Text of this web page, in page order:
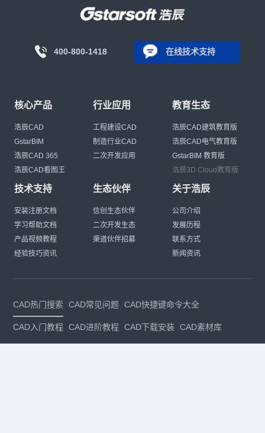
400-800-1418 在线技术支持
核心产品
浩辰CAD
GstarBIM
浩辰CAD 365
浩辰CAD看图王
行业应用
工程建设CAD
制造行业CAD
二次开发应用
教育生态
浩辰CAD建筑教育版
浩辰CAD电气教育版
GstarBIM 教育版
浩辰3D Cloud教育版
技术支持
安装注册文档
学习帮助文档
产品视频教程
经验技巧资讯
生态伙伴
信创生态伙伴
二次开发生态
渠道伙伴招募
关于浩辰
公司介绍
发展历程
联系方式
新闻资讯
CAD热门搜索 CAD常见问题 CAD快捷键命令大全
CAD入门教程 CAD进阶教程 CAD下载安装 CAD素材库